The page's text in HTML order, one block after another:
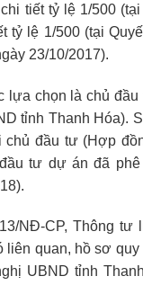
tiết tỷ lệ 1/500
tỷ lệ 1/500 (tại
23/10/2017).
chọn là chủ đầu
tỉnh Thanh Hóa).
đầu tư (Hợp
tư dự án đã
NĐ-CP, Thông tư
liên quan, hồ sơ
UBND tỉnh